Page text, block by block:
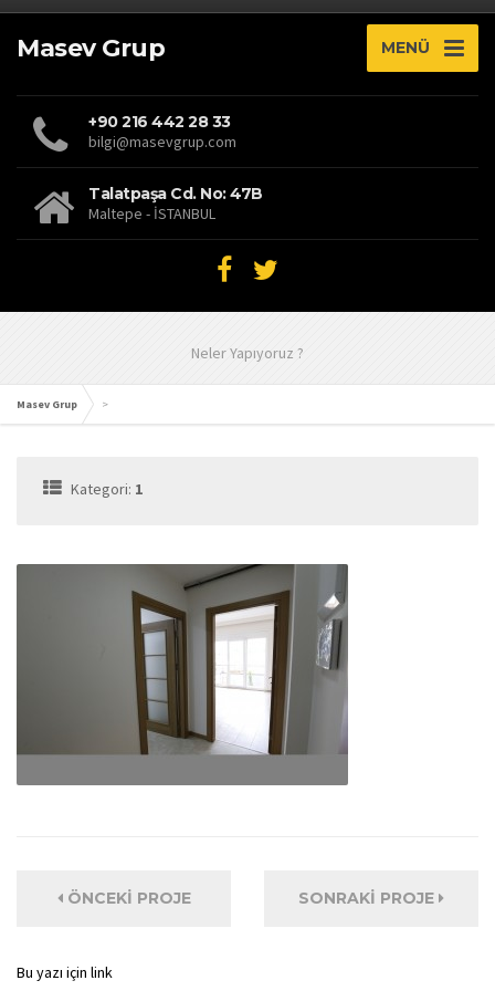
Masev Grup MENÜ
+90 216 442 28 33
bilgi@masevgrup.com
Talatpaşa Cd. No: 47B
Maltepe - İSTANBUL
Neler Yapıyoruz ?
Masev Grup >
Kategori: 1
ÖNCEKI PROJE SONRAKI PROJE
Bu yazı için link